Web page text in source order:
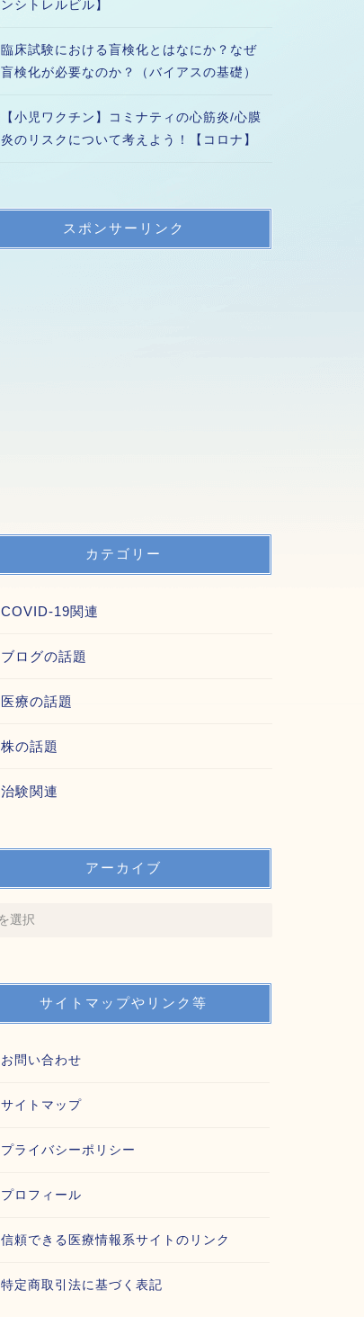
ンシトレルビル】
臨床試験における盲検化とはなにか？なぜ
盲検化が必要なのか？（バイアスの基礎）
【小児ワクチン】コミナティの心筋炎/心膜
炎のリスクについて考えよう！【コロナ】
スポンサーリンク
カテゴリー
COVID-19関連
ブログの話題
医療の話題
株の話題
治験関連
アーカイブ
サイトマップやリンク等
お問い合わせ
サイトマップ
プライバシーポリシー
プロフィール
信頼できる医療情報系サイトのリンク
特定商取引法に基づく表記